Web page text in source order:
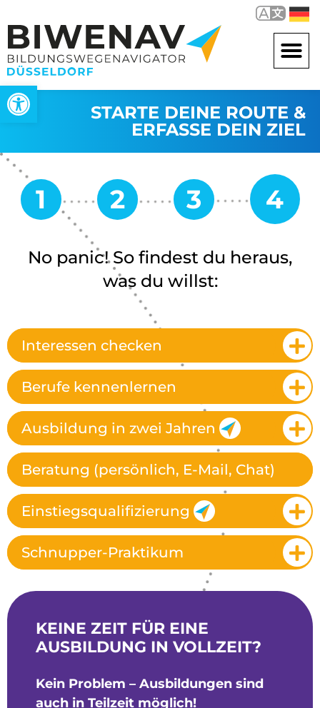
Open toolbar
STARTE DEINE ROUTE &
ERFASSE DEIN ZIEL
No panic! So findest du heraus,
was du willst:
Interessen checken
Berufe kennenlernen
Ausbildung in zwei Jahren
Beratung (persönlich, E-Mail, Chat)
Einstiegsqualifizierung
Schnupper-Praktikum
KEINE ZEIT FÜR EINE
AUSBILDUNG IN VOLLZEIT?
Kein Problem – Ausbildungen sind
auch in Teilzeit möglich!